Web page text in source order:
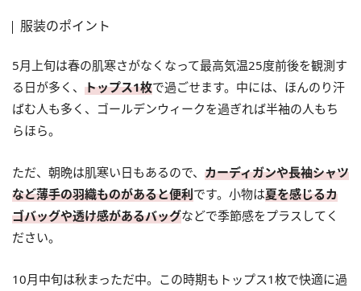
服装のポイント
5月上旬は春の肌寒さがなくなって最高気温25度前後を観測す
る日が多く、 トップス1枚で過ごせます。中には、ほんのり汗
ばむ人も多く、ゴールデンウィークを過ぎれば半袖の人もち
らほら。
ただ、朝晩は肌寒い日もあるので、 カーディガンや長袖シャツ
など薄手の羽織ものがあると便利です。小物は夏を感じるカ
ゴバッグや透け感があるバッグなどで季節感をプラスしてく
ださい。
10月中旬は秋まっただ中。この時期もトップス1枚で快適に過